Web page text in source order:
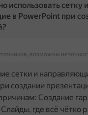
использовать сетку и
в PowerPoint при
возможны
сетки и
создании
Создание
где всё чётко